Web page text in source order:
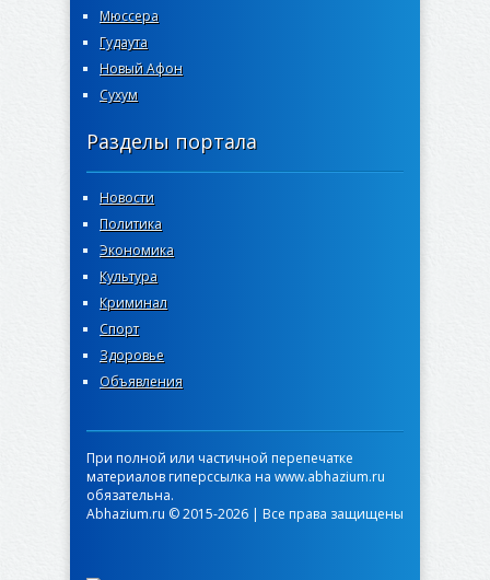
Мюссера
Гудаута
Новый Афон
Сухум
Разделы портала
Новости
Политика
Экономика
Культура
Криминал
Спорт
Здоровье
Объявления
При полной или частичной перепечатке
материалов гиперссылка на www.abhazium.ru
обязательна.
Abhazium.ru © 2015-2026 | Все права защищены